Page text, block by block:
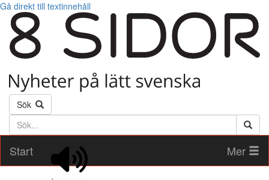
Gå direkt till textinnehåll
Sök
Söktext
Start
Mer